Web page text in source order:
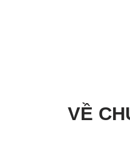
VỀ